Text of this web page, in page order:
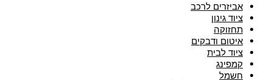
אביזרים לרכב
ציוד גינון
תחזוקה
איטום ודבקים
ציוד לבית
קמפינג
חשמל